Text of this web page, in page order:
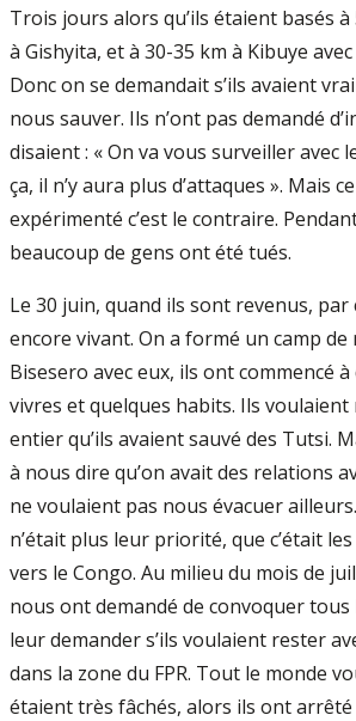
Trois jours alors qu’ils étaient basés à
à Gishyita, et à 30-35 km à Kibuye
Donc on se demandait s’ils avaient
nous sauver. Ils n’ont pas demandé
disaient : « On va vous surveiller avec
ça, il n’y aura plus d’attaques ». Mais
expérimenté c’est le contraire.
beaucoup de gens ont été tués.
Le 30 juin, quand ils sont revenus, par
encore vivant. On a formé un camp de
Bisesero avec eux, ils ont commencé
vivres et quelques habits. Ils
entier qu’ils avaient sauvé des Tutsi.
à nous dire qu’on avait des relations
ne voulaient pas nous évacuer
n’était plus leur priorité, que c’était
vers le Congo. Au milieu du mois de
nous ont demandé de convoquer tous
leur demander s’ils voulaient rester
dans la zone du FPR. Tout le monde
étaient très fâchés, alors ils ont